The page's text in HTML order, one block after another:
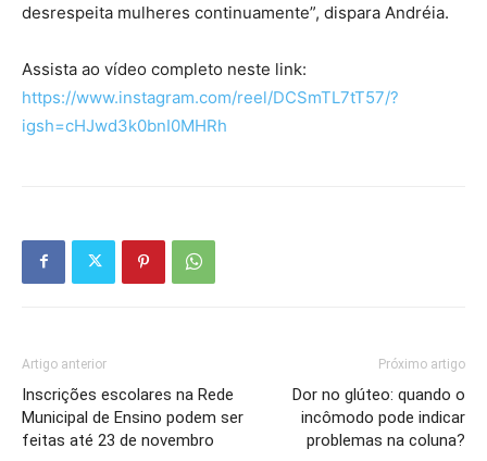
desrespeita mulheres continuamente”, dispara Andréia.
Assista ao vídeo completo neste link:
https://www.instagram.com/reel/DCSmTL7tT57/?
igsh=cHJwd3k0bnI0MHRh
Artigo anterior
Inscrições escolares na Rede
Municipal de Ensino podem ser
feitas até 23 de novembro
Próximo artigo
Dor no glúteo: quando o
incômodo pode indicar
problemas na coluna?